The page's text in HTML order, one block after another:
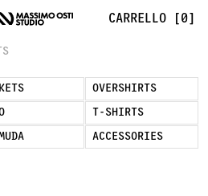
CARRELLO [0]
OVERSHIRTS
T-SHIRTS
ACCESSORIES
Essenziali | Massimo Osti